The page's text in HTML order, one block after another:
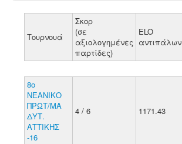
Τουρνουά
Σκορ
(σε
αξιολογημένες
παρτίδες)
ELO
αντιπάλων
8ο
ΝΕΑΝΙΚΟ
ΠΡΩΤ/ΜΑ
ΔΥΤ.
ΑΤΤΙΚΗΣ
-16
4 / 6 1171.43